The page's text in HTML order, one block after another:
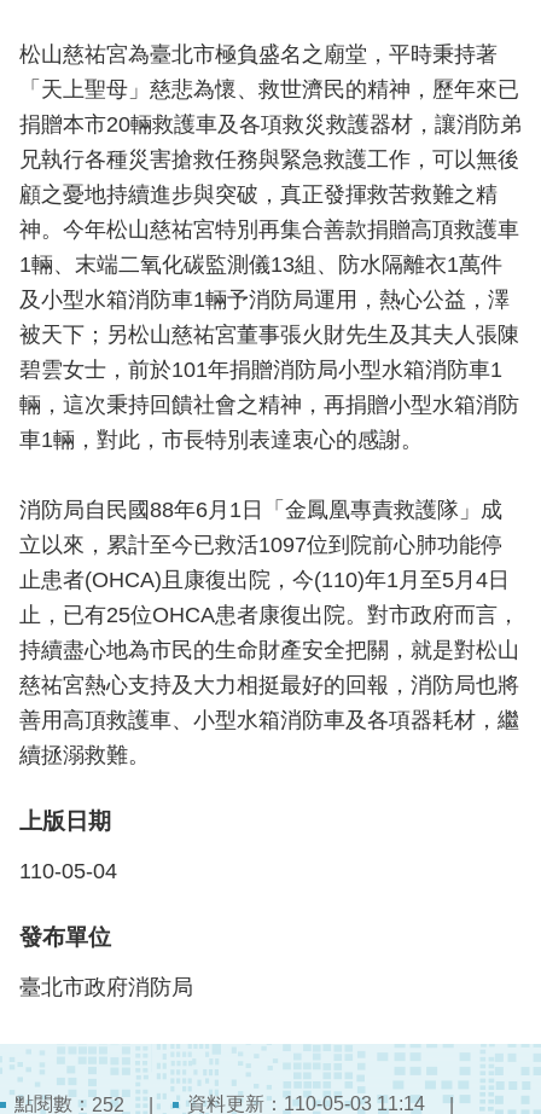
開
公
文
公
開
專
區
統
計
資
料
影
專
區
檔
應
用
榮
譽
聯
絡
相
關
結
松山慈祐宮為臺北市極負盛名之廟堂，平時秉持著
「天上聖母」慈悲為懷、救世濟民的精神，歷年來已
捐贈本市20輛救護車及各項救災救護器材，讓消防弟
兄執行各種災害搶救任務與緊急救護工作，可以無後
顧之憂地持續進步與突破，真正發揮救苦救難之精
神。今年松山慈祐宮特別再集合善款捐贈高頂救護車
1輛、末端二氧化碳監測儀13組、防水隔離衣1萬件
及小型水箱消防車1輛予消防局運用，熱心公益，澤
被天下；另松山慈祐宮董事張火財先生及其夫人張陳
碧雲女士，前於101年捐贈消防局小型水箱消防車1
輛，這次秉持回饋社會之精神，再捐贈小型水箱消防
車1輛，對此，市長特別表達衷心的感謝。
消防局自民國88年6月1日「金鳳凰專責救護隊」成
立以來，累計至今已救活1097位到院前心肺功能停
止患者(OHCA)且康復出院，今(110)年1月至5月4日
止，已有25位OHCA患者康復出院。對市政府而言，
持續盡心地為市民的生命財產安全把關，就是對松山
慈祐宮熱心支持及大力相挺最好的回報，消防局也將
善用高頂救護車、小型水箱消防車及各項器耗材，繼
續拯溺救難。
上版日期
110-05-04
發布單位
臺北市政府消防局
點閱數：252 資料更新：110-05-03 11:14